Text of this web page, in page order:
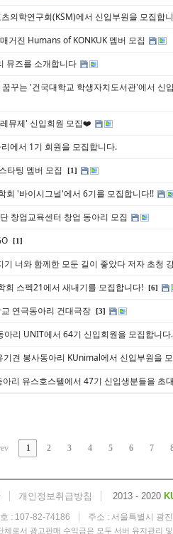
의학연구회(KSM)에서 신입부원을 모집합
거진 Humans of KONKUK 멤버 모집
뮤즈를 소개합니다
꾸는 '건국대학교 학생자치도서관'에서 신
뮤제' 신입회원 모집❤️
에서 1기 회원을 모집합니다.
타팅 멤버 모집 [1]
회 '바이시그널'에서 6기를 모집합니다!!
창업교육센터 창업 동아리 모집
[1]
기 너와 함께한 모둔 길이 좋았다 저자 초청
회 스펙21에서 새내기를 모집합니다! [6]
연극동아리 건대극장 [3]
아리 UNIT에서 64기 신입회원을 모집합니다.
견 봉사동아리 KUnimal에서 신입부원을
리 유스호스텔에서 47기 신입생분들을 초
1 2 3 4 5 6 7 8
개인정보취급방침 2013 - 2020
: 107-82-74186 주소 : 서울특별시 광
로서 광고판매 수익금은 모두 서버 유지관리